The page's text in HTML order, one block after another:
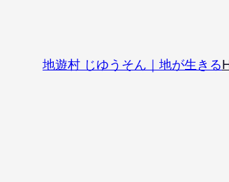
地遊村 じゆうそん｜地が生きる